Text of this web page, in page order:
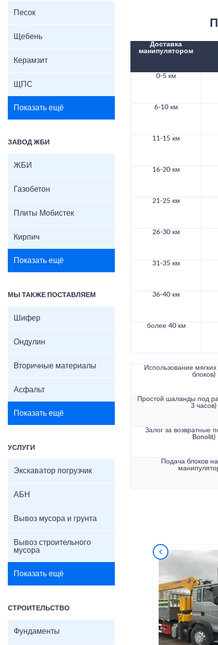
Песок
Щебень
Керамзит
ЩПС
Показать ещё
ЗАВОД ЖБИ
ЖБИ
Газобетон
Плиты Мобистек
Кирпич
Показать ещё
МЫ ТАКЖЕ ПОСТАВЛЯЕМ
Шифер
Ондулин
Вторичные материалы
Асфальт
Показать ещё
УСЛУГИ
Экскаватор погрузчик
АБН
Вывоз мусора и грунта
Вывоз строительного
мусора
Показать ещё
СТРОИТЕЛЬСТВО
Фундаменты
Доставка
манипулятором
0-5 км
6-10 км
11-15 км
16-20 км
21-25 км
26-30 км
31-35 км
36-40 км
более 40 км
Использование
блоков)
Простой шаланды под
3 часов)
Залог за возвратные
Bonolit)
Подача блоков